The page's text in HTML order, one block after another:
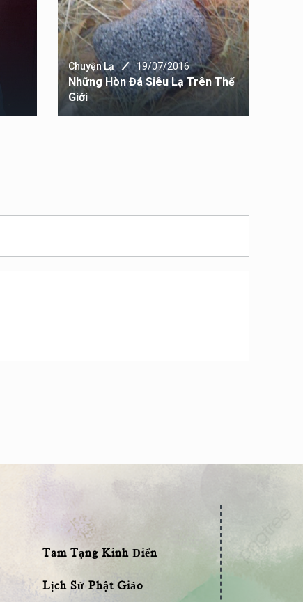
Chuyện Lạ 19/07/2016
Những Hòn Đá Siêu Lạ Trên Thế
Giới
Tam Tạng Kinh Điển
Lịch Sử Phật Giáo